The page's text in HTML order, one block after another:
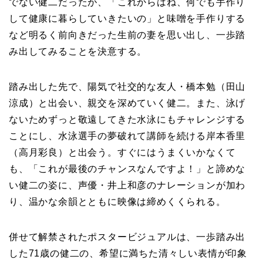
でない健二だったが、「これからはね、何でも手作り
して健康に暮らしていきたいの」と味噌を手作りする
など明るく前向きだった生前の妻を思い出し、一歩踏
み出してみることを決意する。
踏み出した先で、陽気で社交的な友人・橋本勉（田山
涼成）と出会い、親交を深めていく健二。また、泳げ
ないためずっと敬遠してきた水泳にもチャレンジする
ことにし、水泳選手の夢破れて講師を続ける岸本香里
（高月彩良）と出会う。すぐにはうまくいかなくて
も、「これが最後のチャンスなんですよ！」と諦めな
い健二の姿に、声優・井上和彦のナレーションが加わ
り、温かな余韻とともに映像は締めくくられる。
併せて解禁されたポスタービジュアルは、一歩踏み出
した71歳の健二の、希望に満ちた清々しい表情が印象